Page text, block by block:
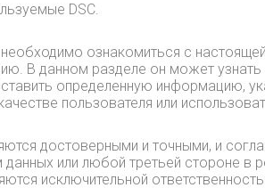
DSC.
ознакомиться с
В данном разделе он может
определенную информацию,
пользователя или
достоверными и точными, и
или любой третьей стороне в
исключительной